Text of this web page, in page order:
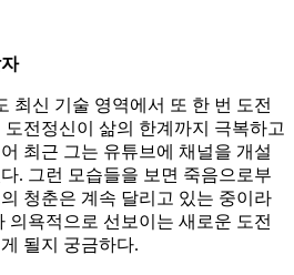
최신 기술 영역에서 또 한 번 도전
전정신이 삶의 한계까지 극복하고
최근 그는 유튜브에 채널을 개설
. 그런 모습들을 보면 죽음으로부
청춘은 계속 달리고 있는 중이라
의욕적으로 선보이는 새로운 도전
될지 궁금하다.